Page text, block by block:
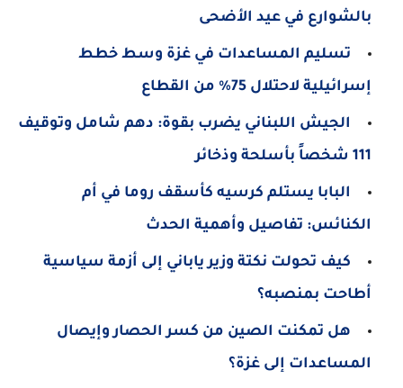
بالشوارع في عيد الأضحى
تسليم المساعدات في غزة وسط خطط
إسرائيلية لاحتلال 75% من القطاع
الجيش اللبناني يضرب بقوة: دهم شامل وتوقيف
111 شخصاً بأسلحة وذخائر
البابا يستلم كرسيه كأسقف روما في أم
الكنائس: تفاصيل وأهمية الحدث
كيف تحولت نكتة وزير ياباني إلى أزمة سياسية
أطاحت بمنصبه؟
هل تمكنت الصين من كسر الحصار وإيصال
المساعدات إلى غزة؟